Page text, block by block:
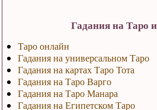
Гадания на Таро
Таро онлайн
Гадания на универсальном Таро
Гадания на картах Таро Тота
Гадания на Таро Варго
Гадания на Таро Манара
Гадания на Египетском Таро